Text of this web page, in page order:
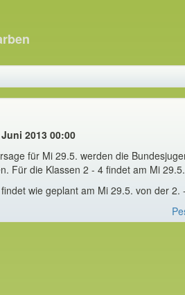
2013 00:00
für Mi 29.5. werden die
Für die Klassen 2 - 4 findet am Mi
wie geplant am Mi 29.5. von der 2.